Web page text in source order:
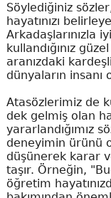
Söylediğiniz
hayatınızı
Arkadaşlarınızla
kullandığınız
aranızdaki
dünyaların insanı
Atasözlerimiz de
dek gelmiş olan
yararlandığımız
deneyimin ürünü
düşünerek karar
taşır. Örneğin,
öğretim